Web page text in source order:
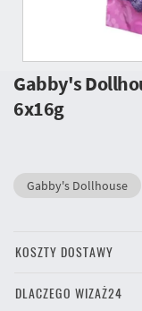
Gabby's
6x16g
Gabby's Dollhouse
KOSZTY DOSTAWY
DLACZEGO WIZAŻ24